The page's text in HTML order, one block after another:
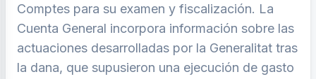
Comptes para su examen y fiscalización. La
Cuenta General incorpora información sobre las
actuaciones desarrolladas por la Generalitat tras
la dana, que supusieron una ejecución de gasto